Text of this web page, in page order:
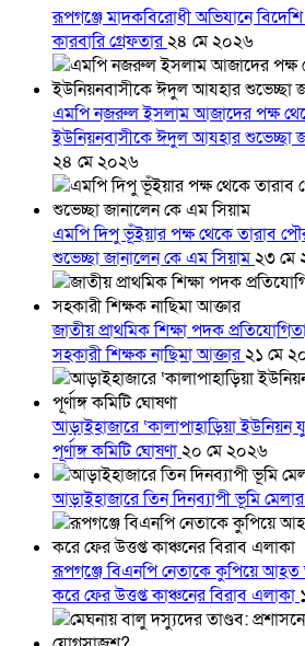
রূপগঞ্জে মাদকবিরোধী অভিযানে
কারবারি গ্রেফতার২৪ মে ২০২৬
এমপি নজরুল ইসলাম আজাদের পক্ষ
ইউনিয়নবাসীকে ঈদুল আযহার শুভেচ্ছা
২৪ মে ২০২৬
এমপি দিপু ভূঁইয়ার পক্ষ থেকে তারাব
শুভেচ্ছা জানালেন কে এম সিয়াম২৩ মে
জাতীয় প্রাথমিক শিক্ষা পদক
সহকারী শিক্ষক নাছিমা আক্তার২১ মে
আড়াইহাজারে ‘কালাপাহাড়িয়া
পূর্ণাঙ্গ কমিটি ঘোষণা২০ মে ২০২৬
আড়াইহাজারে তিন দিনব্যাপী ভূমি
রূপগঞ্জে বিএনপি নেতাকে কুপিয়ে আহত
করে ফের উত্তপ্ত কাঞ্চনের বিরাব এলাকা